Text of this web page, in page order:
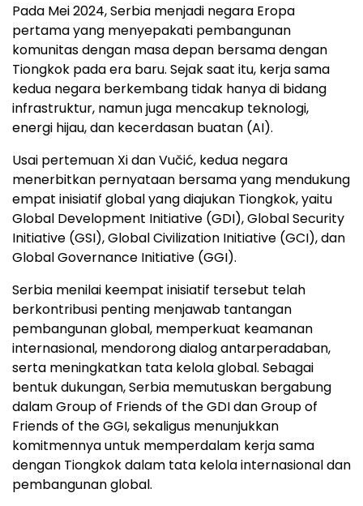
Pada Mei 2024, Serbia menjadi negara Eropa
pertama yang menyepakati pembangunan
komunitas dengan masa depan bersama dengan
Tiongkok pada era baru. Sejak saat itu, kerja sama
kedua negara berkembang tidak hanya di bidang
infrastruktur, namun juga mencakup teknologi,
energi hijau, dan kecerdasan buatan (AI).
Usai pertemuan Xi dan Vučić, kedua negara
menerbitkan pernyataan bersama yang mendukung
empat inisiatif global yang diajukan Tiongkok, yaitu
Global Development Initiative (GDI), Global Security
Initiative (GSI), Global Civilization Initiative (GCI), dan
Global Governance Initiative (GGI).
Serbia menilai keempat inisiatif tersebut telah
berkontribusi penting menjawab tantangan
pembangunan global, memperkuat keamanan
internasional, mendorong dialog antarperadaban,
serta meningkatkan tata kelola global. Sebagai
bentuk dukungan, Serbia memutuskan bergabung
dalam Group of Friends of the GDI dan Group of
Friends of the GGI, sekaligus menunjukkan
komitmennya untuk memperdalam kerja sama
dengan Tiongkok dalam tata kelola internasional dan
pembangunan global.